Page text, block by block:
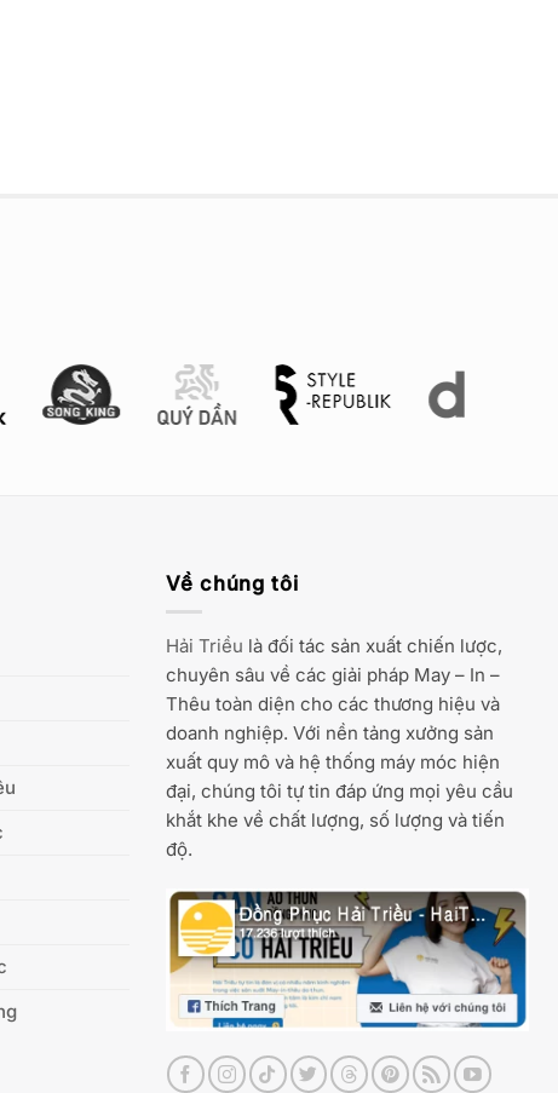
Về chúng tôi
Hải Triều là đối tác sản xuất chiến lược,
chuyên sâu về các giải pháp May – In –
Thêu toàn diện cho các thương hiệu và
doanh nghiệp. Với nền tảng xưởng sản
xuất quy mô và hệ thống máy móc hiện
đại, chúng tôi tự tin đáp ứng mọi yêu cầu
khắt khe về chất lượng, số lượng và tiến
độ.